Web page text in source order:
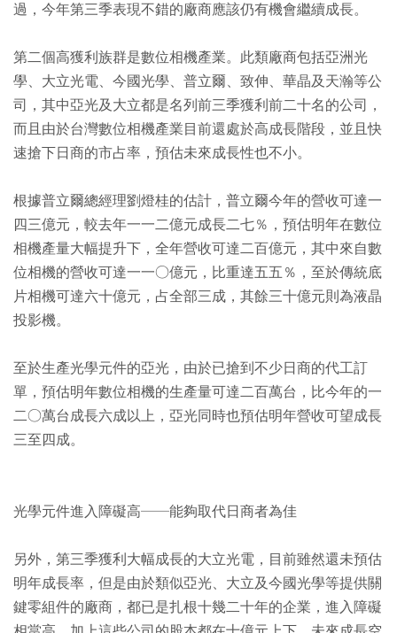
過，今年第三季表現不錯的廠商應該仍有機會繼續成長。
第二個高獲利族群是數位相機產業。此類廠商包括亞洲光
學、大立光電、今國光學、普立爾、致伸、華晶及天瀚等公
司，其中亞光及大立都是名列前三季獲利前二十名的公司，
而且由於台灣數位相機產業目前還處於高成長階段，並且快
速搶下日商的市占率，預估未來成長性也不小。
根據普立爾總經理劉燈桂的估計，普立爾今年的營收可達一
四三億元，較去年一一二億元成長二七％，預估明年在數位
相機產量大幅提升下，全年營收可達二百億元，其中來自數
位相機的營收可達一一○億元，比重達五五％，至於傳統底
片相機可達六十億元，占全部三成，其餘三十億元則為液晶
投影機。
至於生產光學元件的亞光，由於已搶到不少日商的代工訂
單，預估明年數位相機的生產量可達二百萬台，比今年的一
二○萬台成長六成以上，亞光同時也預估明年營收可望成長
三至四成。
光學元件進入障礙高──能夠取代日商者為佳
另外，第三季獲利大幅成長的大立光電，目前雖然還未預估
明年成長率，但是由於類似亞光、大立及今國光學等提供關
鍵零組件的廠商，都已是扎根十幾二十年的企業，進入障礙